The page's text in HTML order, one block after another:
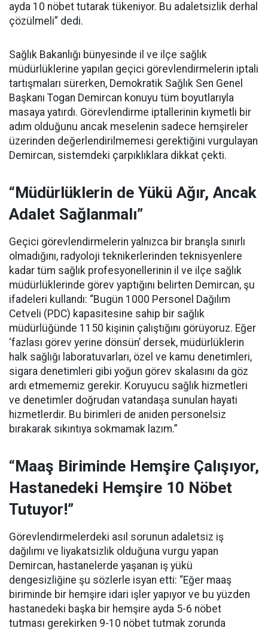
ayda 10 nöbet tutarak tükeniyor. Bu adaletsizlik derhal
çözülmeli” dedi.
Sağlık Bakanlığı bünyesinde il ve ilçe sağlık
müdürlüklerine yapılan geçici görevlendirmelerin iptali
tartışmaları sürerken, Demokratik Sağlık Sen Genel
Başkanı Togan Demircan konuyu tüm boyutlarıyla
masaya yatırdı. Görevlendirme iptallerinin kıymetli bir
adım olduğunu ancak meselenin sadece hemşireler
üzerinden değerlendirilmemesi gerektiğini vurgulayan
Demircan, sistemdeki çarpıklıklara dikkat çekti.
“Müdürlüklerin de Yükü Ağır, Ancak
Adalet Sağlanmalı”
Geçici görevlendirmelerin yalnızca bir branşla sınırlı
olmadığını, radyoloji teknikerlerinden teknisyenlere
kadar tüm sağlık profesyonellerinin il ve ilçe sağlık
müdürlüklerinde görev yaptığını belirten Demircan, şu
ifadeleri kullandı: “Bugün 1000 Personel Dağılım
Cetveli (PDC) kapasitesine sahip bir sağlık
müdürlüğünde 1150 kişinin çalıştığını görüyoruz. Eğer
‘fazlası görev yerine dönsün’ dersek, müdürlüklerin
halk sağlığı laboratuvarları, özel ve kamu denetimleri,
sigara denetimleri gibi yoğun görev skalasını da göz
ardı etmememiz gerekir. Koruyucu sağlık hizmetleri
ve denetimler doğrudan vatandaşa sunulan hayati
hizmetlerdir. Bu birimleri de aniden personelsiz
bırakarak sıkıntıya sokmamak lazım.”
“Maaş Biriminde Hemşire Çalışıyor,
Hastanedeki Hemşire 10 Nöbet
Tutuyor!”
Görevlendirmelerdeki asıl sorunun adaletsiz iş
dağılımı ve liyakatsizlik olduğuna vurgu yapan
Demircan, hastanelerde yaşanan iş yükü
dengesizliğine şu sözlerle isyan etti: “Eğer maaş
biriminde bir hemşire idari işler yapıyor ve bu yüzden
hastanedeki başka bir hemşire ayda 5-6 nöbet
tutması gerekirken 9-10 nöbet tutmak zorunda